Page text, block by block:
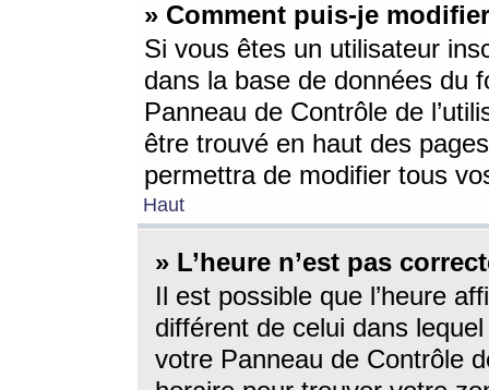
» Comment puis-je
Si vous êtes un utilisateur
dans la base de données du
Panneau de Contrôle de
être trouvé en haut des
permettra de modifier tous
Haut
» L’heure n’est pas
Il est possible que l’heure
différent de celui dans
votre Panneau de Contrôle